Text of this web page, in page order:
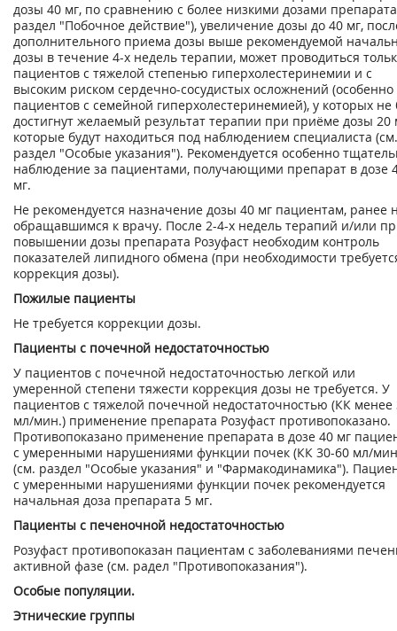
дозы 40 мг, по сравнению с более низкими дозами
раздел "Побочное действие"), увеличение дозы до 40 мг,
дополнительного приема дозы выше рекомендуемой
дозы в течение 4-х недель терапии, может проводиться
пациентов с тяжелой степенью гиперхолестеринемии и с
высоким риском сердечно-сосудистых осложнений (особенно
пациентов с семейной гиперхолестеринемией), у которых не
достигнут желаемый результат терапии при приёме дозы 20
которые будут находиться под наблюдением специалиста (см.
раздел "Особые указания"). Рекомендуется особенно
наблюдение за пациентами, получающими препарат в дозе
мг.
Не рекомендуется назначение дозы 40 мг пациентам, ранее
обращавшимся к врачу. После 2-4-х недель терапий и/или
повышении дозы препарата Розуфаст необходим контроль
показателей липидного обмена (при необходимости
коррекция дозы).
Пожилые пациенты
Не требуется коррекции дозы.
Пациенты с почечной недостаточностью
У пациентов с почечной недостаточностью легкой или
умеренной степени тяжести коррекция дозы не требуется. У
пациентов с тяжелой почечной недостаточностью (КК менее
мл/мин.) применение препарата Розуфаст противопоказано.
Противопоказано применение препарата в дозе 40 мг
с умеренными нарушениями функции почек (КК 30-60 мл/
(см. раздел "Особые указания" и "Фармакодинамика").
с умеренными нарушениями функции почек рекомендуется
начальная доза препарата 5 мг.
Пациенты с печеночной недостаточностью
Розуфаст противопоказан пациентам с заболеваниями
активной фазе (см. радел "Противопоказания").
Особые популяции.
Этнические группы